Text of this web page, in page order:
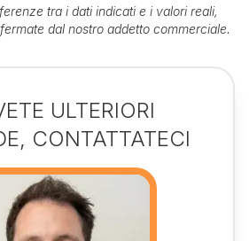
tra i dati indicati e i valori reali,
dal nostro addetto commerciale.
ULTERIORI
CONTATTATECI